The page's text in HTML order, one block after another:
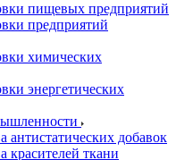
пищевых предприятий
предприятий
химических
энергетических
антистатических добавок
красителей ткани